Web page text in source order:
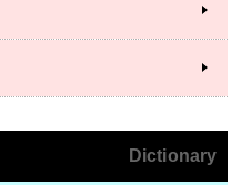
Dictionary